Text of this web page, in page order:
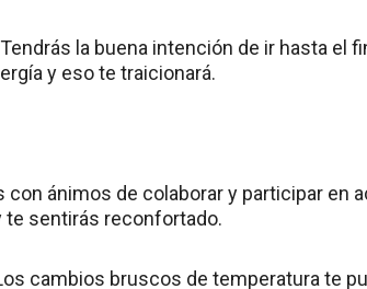
Tendrás la buena intención de ir hasta el
y eso te traicionará.
con ánimos de colaborar y participar en
te sentirás reconfortado.
cambios bruscos de temperatura te